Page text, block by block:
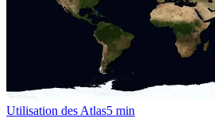
Utilisation des Atlas5 min